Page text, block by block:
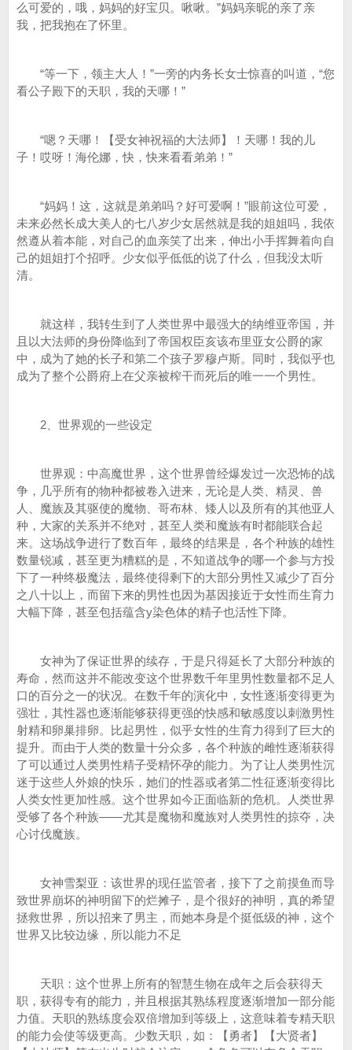
么可爱的，哦，妈妈的好宝贝。啾啾。”妈妈亲昵的亲了亲
我，把我抱在了怀里。
“等一下，领主大人！”一旁的内务长女士惊喜的叫道，“您
看公子殿下的天职，我的天哪！”
“嗯？天哪！【受女神祝福的大法师】！天哪！我的儿
子！哎呀！海伦娜，快，快来看看弟弟！”
“妈妈！这，这就是弟弟吗？好可爱啊！”眼前这位可爱，
未来必然长成大美人的七八岁少女居然就是我的姐姐吗，我依
然遵从着本能，对自己的血亲笑了出来，伸出小手挥舞着向自
己的姐姐打个招呼。少女似乎低低的说了什么，但我没太听
清。
就这样，我转生到了人类世界中最强大的纳维亚帝国，并
且以大法师的身份降临到了帝国权臣亥该布里亚女公爵的家
中，成为了她的长子和第二个孩子罗穆卢斯。同时，我似乎也
成为了整个公爵府上在父亲被榨干而死后的唯一一个男性。
2、世界观的一些设定
世界观：中高魔世界，这个世界曾经爆发过一次恐怖的战
争，几乎所有的物种都被卷入进来，无论是人类、精灵、兽
人、魔族及其驱使的魔物、哥布林、矮人以及所有的其他亚人
种，大家的关系并不绝对，甚至人类和魔族有时都能联合起
来。这场战争进行了数百年，最终的结果是，各个种族的雄性
数量锐减，甚至更为糟糕的是，不知道战争的哪一个参与方投
下了一种终极魔法，最终使得剩下的大部分男性又减少了百分
之八十以上，而留下来的男性也因为基因接近于女性而生育力
大幅下降，甚至包括蕴含y染色体的精子也活性下降。
女神为了保证世界的续存，于是只得延长了大部分种族的
寿命，然而这并不能改变这个世界数千年里男性数量都不足人
口的百分之一的状况。在数千年的演化中，女性逐渐变得更为
强壮，其性器也逐渐能够获得更强的快感和敏感度以刺激男性
射精和卵巢排卵。比起男性，似乎女性的生育力得到了巨大的
提升。而由于人类的数量十分众多，各个种族的雌性逐渐获得
了可以通过人类男性精子受精怀孕的能力。为了让人类男性沉
迷于这些人外娘的快乐，她们的性器或者第二性征逐渐变得比
人类女性更加性感。这个世界如今正面临新的危机。人类世界
受够了各个种族——尤其是魔物和魔族对人类男性的掠夺，决
心讨伐魔族。
女神雪梨亚：该世界的现任监管者，接下了之前摸鱼而导
致世界崩坏的神明留下的烂摊子，是个很好的神明，真的希望
拯救世界，所以招来了男主，而她本身是个挺低级的神，这个
世界又比较边缘，所以能力不足
天职：这个世界上所有的智慧生物在成年之后会获得天
职，获得专有的能力，并且根据其熟练程度逐渐增加一部分能
力值。天职的熟练度会双倍增加到等级上，这意味着专精天职
的能力会使等级更高。少数天职，如：【勇者】【大贤者】